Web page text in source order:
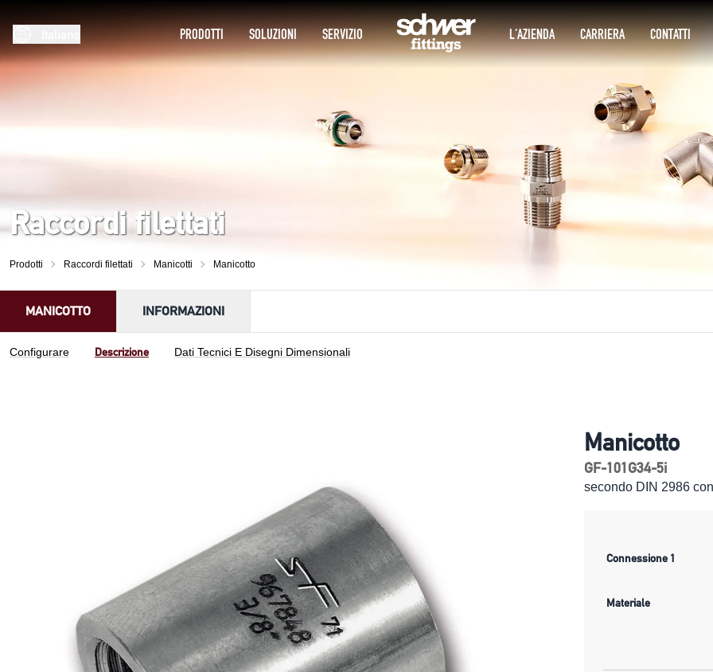
PRODOTTI SOLUZIONI SERVIZIO L'AZIENDA CARRIERA CONTATTI
Raccordi filettati
Prodotti Raccordi filettati Manicotti Manicotto
MANICOTTO INFORMAZIONI
Configurare Descrizione Dati Tecnici E Disegni Dimensionali
Manicotto
GF-101G34-5i
secondo DIN 2986
Connessione 1
Materiale